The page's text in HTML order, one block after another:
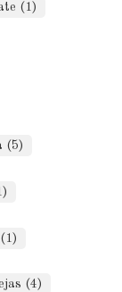
(1)
(5)
(4)